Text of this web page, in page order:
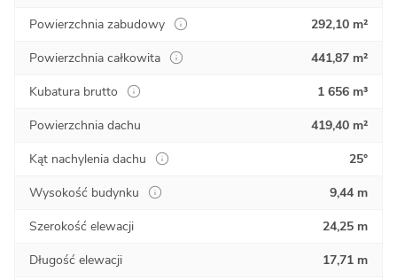
Powierzchnia zabudowy
292,10 m²
Powierzchnia całkowita
441,87 m²
Kubatura brutto
1 656 m³
Powierzchnia dachu
419,40 m²
Kąt nachylenia dachu
25°
Wysokość budynku
9,44 m
Szerokość elewacji
24,25 m
Długość elewacji
17,71 m